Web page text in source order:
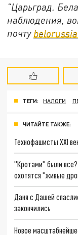
"Царьград.
наблюдения,
почту
ТЕГИ: НАЛОГИ
ЧИТАЙТЕ ТАКЖЕ:
Технофашисты XXI
"Кротами" были все?
охотятся "живые
Даня с Дашей
закончились
Новое